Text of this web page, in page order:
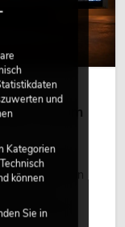
Warum
und farbige
auf Bühnen, in
rein
Szenen
und
Kategorien
können
Sie in